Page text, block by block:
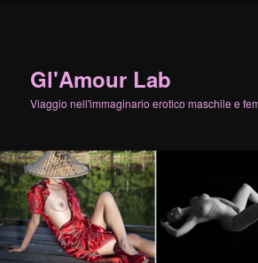
Gl'Amour Lab
Viaggio nell'immaginario erotico maschile e